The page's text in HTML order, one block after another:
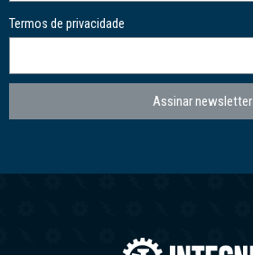
Termos de privacidade
Assinar newsletter